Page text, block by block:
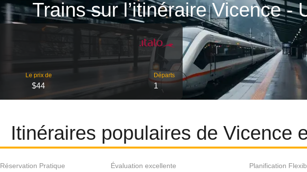
Trains sur l’itinéraire Vicence -
Le prix de
$44
Départs
1
Itinéraires populaires de Vicence
Réservation Pratique Évaluation excellente Planification